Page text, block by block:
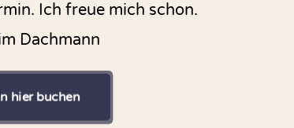
Ich freue mich schon.
Dachmann
hier buchen